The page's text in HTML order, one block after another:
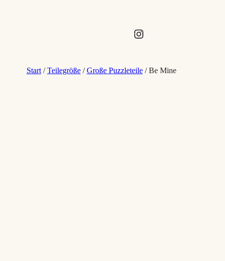
Instagram
Start/Teilegröße/Große Puzzleteile/ Be Mine